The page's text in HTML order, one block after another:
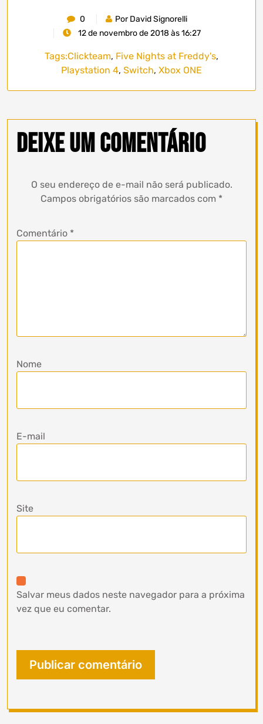
0
Por David Signorelli
12 de novembro de 2018 às 16:27
Tags:Clickteam, Five Nights at Freddy's,
Playstation 4, Switch, Xbox ONE
Deixe um comentário
O seu endereço de e-mail não será publicado.
Campos obrigatórios são marcados com *
Comentário *
Nome
E-mail
Site
Salvar meus dados neste navegador para a próxima
vez que eu comentar.